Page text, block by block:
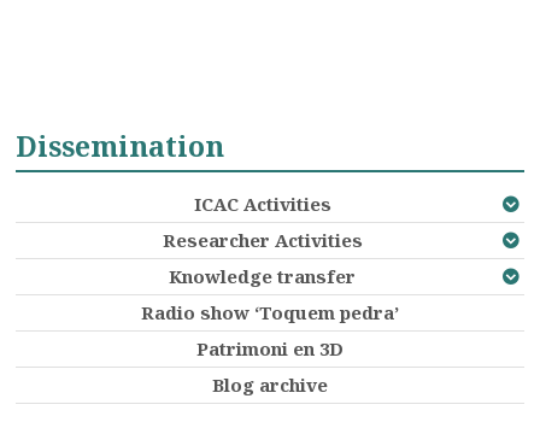
Dissemination
ICAC Activities
Researcher Activities
Knowledge transfer
Radio show ‘Toquem pedra’
Patrimoni en 3D
Blog archive